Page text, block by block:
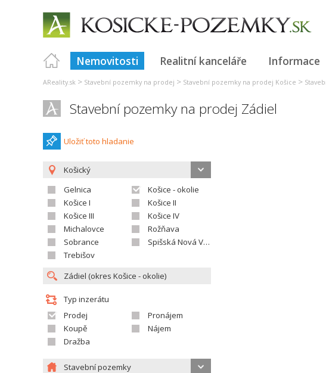
Nemovitosti Realitní kanceláře Informace
AReality.sk > Stavební pozemky na prodej > Stavební pozemky na prodej Košice >
Stavební pozemky na prodej Zádiel
Uložiť toto hladanie
Košický
Gelnica
Košice - okolie
Košice I
Košice II
Košice III
Košice IV
Michalovce
Rožňava
Sobrance
Spišská Nová Ves
Trebišov
Typ inzerátu
Prodej
Pronájem
Koupě
Nájem
Dražba
Stavební pozemky